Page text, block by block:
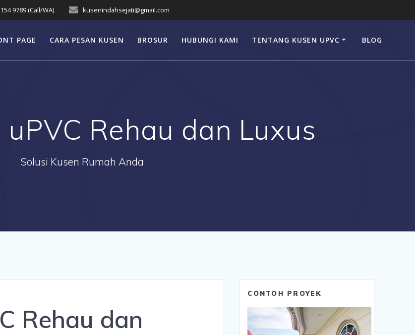
9789 (Call/WA) kusenindahsejati@gmail.com
PAGE CARA PESAN KUSEN BROSUR HUBUNGI KAMI TENTANG KUSEN UPVC BLOG
Rehau dan Luxus
Solusi Kusen Rumah Anda
Rehau dan
CONTOH PROYEK